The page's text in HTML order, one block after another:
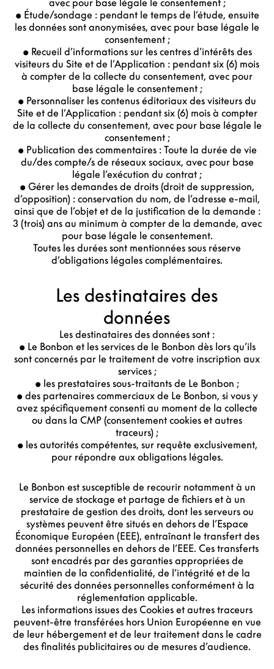
avec pour base légale le consentement ;
• Étude/sondage : pendant le temps de l’étude, ensuite
les données sont anonymisées, avec pour base légale le
consentement ;
• Recueil d’informations sur les centres d’intérêts des
visiteurs du Site et de l’Application : pendant six (6) mois
à compter de la collecte du consentement, avec pour
base légale le consentement ;
• Personnaliser les contenus éditoriaux des visiteurs du
Site et de l’Application : pendant six (6) mois à compter
de la collecte du consentement, avec pour base légale le
consentement ;
• Publication des commentaires : Toute la durée de vie
du/des compte/s de réseaux sociaux, avec pour base
légale l’exécution du contrat ;
• Gérer les demandes de droits (droit de suppression,
d’opposition) : conservation du nom, de l’adresse e-mail,
ainsi que de l’objet et de la justification de la demande :
3 (trois) ans au minimum à compter de la demande, avec
pour base légale le consentement.
Toutes les durées sont mentionnées sous réserve
d’obligations légales complémentaires.
Les destinataires des
données
Les destinataires des données sont :
• Le Bonbon et les services de le Bonbon dès lors qu’ils
sont concernés par le traitement de votre inscription aux
services ;
• les prestataires sous-traitants de Le Bonbon ;
• des partenaires commerciaux de Le Bonbon, si vous y
avez spécifiquement consenti au moment de la collecte
ou dans la CMP (consentement cookies et autres
traceurs) ;
• les autorités compétentes, sur requête exclusivement,
pour répondre aux obligations légales.
Le Bonbon est susceptible de recourir notamment à un
service de stockage et partage de fichiers et à un
prestataire de gestion des droits, dont les serveurs ou
systèmes peuvent être situés en dehors de l’Espace
Économique Européen (EEE), entraînant le transfert des
données personnelles en dehors de l’EEE. Ces transferts
sont encadrés par des garanties appropriées de
maintien de la confidentialité, de l’intégrité et de la
sécurité des données personnelles conformément à la
réglementation applicable.
Les informations issues des Cookies et autres traceurs
peuvent-être transférées hors Union Européenne en vue
de leur hébergement et de leur traitement dans le cadre
des finalités publicitaires ou de mesures d’audience.